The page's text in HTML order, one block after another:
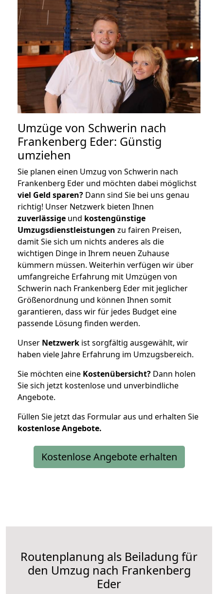
Umzüge von Schwerin nach
Frankenberg Eder: Günstig
umziehen
Sie planen einen Umzug von Schwerin nach
Frankenberg Eder und möchten dabei möglichst
viel Geld sparen? Dann sind Sie bei uns genau
richtig! Unser Netzwerk bieten Ihnen
zuverlässige und kostengünstige
Umzugsdienstleistungen zu fairen Preisen,
damit Sie sich um nichts anderes als die
wichtigen Dinge in Ihrem neuen Zuhause
kümmern müssen. Weiterhin verfügen wir über
umfangreiche Erfahrung mit Umzügen von
Schwerin nach Frankenberg Eder mit jeglicher
Größenordnung und können Ihnen somit
garantieren, dass wir für jedes Budget eine
passende Lösung finden werden.
Unser Netzwerk ist sorgfältig ausgewählt, wir
haben viele Jahre Erfahrung im Umzugsbereich.
Sie möchten eine Kostenübersicht? Dann holen
Sie sich jetzt kostenlose und unverbindliche
Angebote.
Füllen Sie jetzt das Formular aus und erhalten Sie
kostenloseAngebote.
Kostenlose Angebote erhalten
Routenplanung als Beiladung für
den Umzug nach Frankenberg
Eder